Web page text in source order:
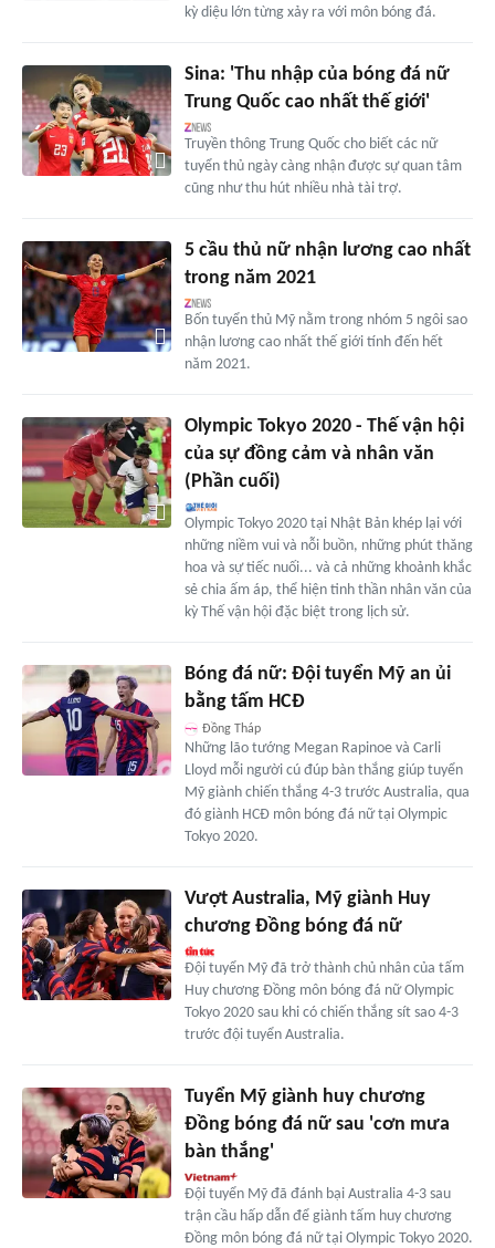
kỳ diệu lớn từng xảy ra với môn bóng đá.
Sina: 'Thu nhập của bóng đá nữ
Trung Quốc cao nhất thế giới'
Truyền thông Trung Quốc cho biết các nữ
tuyển thủ ngày càng nhận được sự quan tâm
cũng như thu hút nhiều nhà tài trợ.
5 cầu thủ nữ nhận lương cao nhất
trong năm 2021
Bốn tuyển thủ Mỹ nằm trong nhóm 5 ngôi sao
nhận lương cao nhất thế giới tính đến hết
năm 2021.
Olympic Tokyo 2020 - Thế vận hội
của sự đồng cảm và nhân văn
(Phần cuối)
Olympic Tokyo 2020 tại Nhật Bản khép lại với
những niềm vui và nỗi buồn, những phút thăng
hoa và sự tiếc nuối... và cả những khoảnh khắc
sẻ chia ấm áp, thể hiện tinh thần nhân văn của
kỳ Thế vận hội đặc biệt trong lịch sử.
Bóng đá nữ: Đội tuyển Mỹ an ủi
bằng tấm HCĐ
Đồng Tháp
Những lão tướng Megan Rapinoe và Carli
Lloyd mỗi người cú đúp bàn thắng giúp tuyển
Mỹ giành chiến thắng 4-3 trước Australia, qua
đó giành HCĐ môn bóng đá nữ tại Olympic
Tokyo 2020.
Vượt Australia, Mỹ giành Huy
chương Đồng bóng đá nữ
Đội tuyển Mỹ đã trở thành chủ nhân của tấm
Huy chương Đồng môn bóng đá nữ Olympic
Tokyo 2020 sau khi có chiến thắng sít sao 4-3
trước đội tuyển Australia.
Tuyển Mỹ giành huy chương
Đồng bóng đá nữ sau 'cơn mưa
bàn thắng'
Đội tuyển Mỹ đã đánh bại Australia 4-3 sau
trận cầu hấp dẫn để giành tấm huy chương
Đồng môn bóng đá nữ tại Olympic Tokyo 2020.